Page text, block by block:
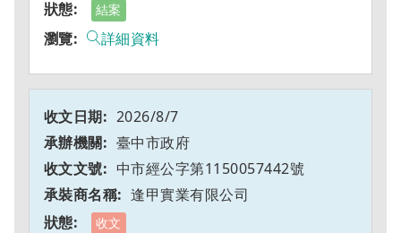
結案
詳細資料
2026/8/7
臺中市政府
中市經公字第1150057442號
逢甲實業有限公司
收文